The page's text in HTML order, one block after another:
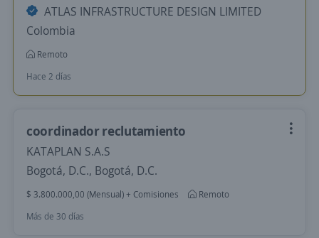
ATLAS INFRASTRUCTURE DESIGN LIMITED
Colombia
Remoto
Hace 2 días
coordinador reclutamiento
KATAPLAN S.A.S
Bogotá, D.C., Bogotá, D.C.
$ 3.800.000,00 (Mensual) + Comisiones
Remoto
Más de 30 días